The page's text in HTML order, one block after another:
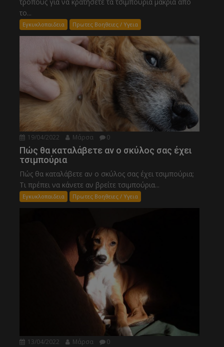
τρόπους για να κρατήσετε τα τσιμπούρια μακριά από
το...
Εγκυκλοπαιδεια Πρωτες Βοηθειες / Υγεια
19/04/2022 Μάρσα 0
Πώς θα καταλάβετε αν ο σκύλος σας έχει
τσιμπούρια
Πώς θα καταλάβετε αν ο σκύλος σας έχει τσιμπούρια;
Τι πρέπει να κάνετε αν βρείτε τσιμπούρια...
Εγκυκλοπαιδεια Πρωτες Βοηθειες / Υγεια
13/04/2022 Μάρσα 0